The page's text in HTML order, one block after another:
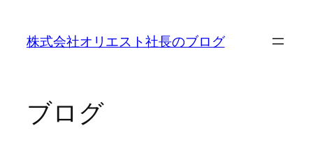
株式会社オリエスト社長のブログ
ブログ